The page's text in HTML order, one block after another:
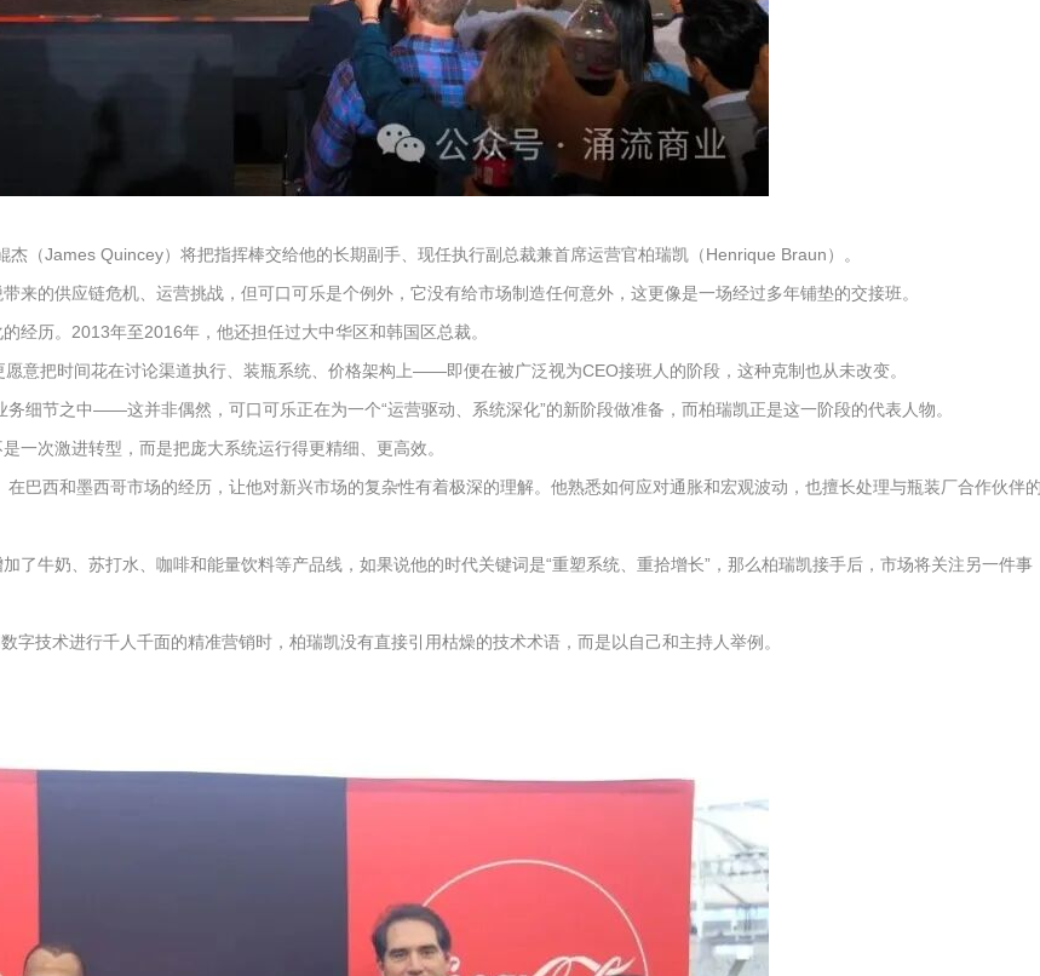
（James Quincey）将把指挥棒交给他的长期副手、现任执行副总裁兼首席运营官柏瑞凯（Henrique Braun）。
来的供应链危机、运营挑战，但可口可乐是个例外，它没有给市场制造任何意外，这更像是一场经过多年铺垫的交接班。
经历。2013年至2016年，他还担任过大中华区和韩国区总裁。
意把时间花在讨论渠道执行、装瓶系统、价格架构上——即便在被广泛视为CEO接班人的阶段，这种克制也从未改变。
细节之中——这并非偶然，可口可乐正在为一个“运营驱动、系统深化”的新阶段做准备，而柏瑞凯正是这一阶段的代表人物。
一次激进转型，而是把庞大系统运行得更精细、更高效。
西和墨西哥市场的经历，让他对新兴市场的复杂性有着极深的理解。他熟悉如何应对通胀和宏观波动，也擅长处理与瓶装厂合作伙伴
了牛奶、苏打水、咖啡和能量饮料等产品线，如果说他的时代关键词是“重塑系统、重拾增长”，那么柏瑞凯接手后，市场将关注另一件事
技术进行千人千面的精准营销时，柏瑞凯没有直接引用枯燥的技术术语，而是以自己和主持人举例。